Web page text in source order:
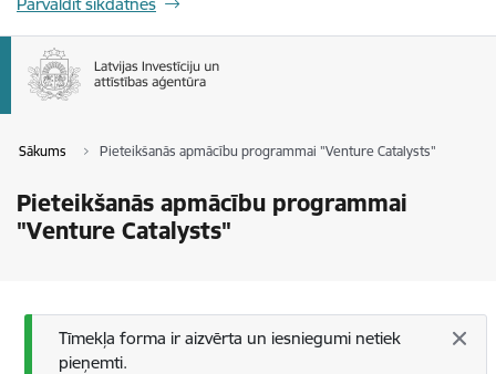
Sākums Pieteikšanās apmācību programmai "Venture Catalysts"
Pieteikšanās apmācību programmai
"Venture Catalysts"
Statusa ziņojums
Tīmekļa forma ir aizvērta un iesniegumi netiek
pieņemti.